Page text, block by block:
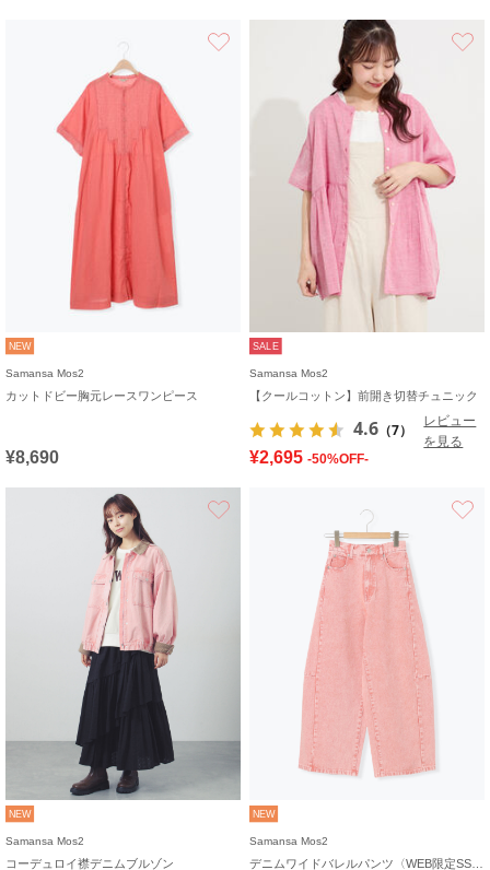
NEW
Samansa Mos2
カットドビー胸元レースワンピース
¥8,690
SALE
Samansa Mos2
【クールコットン】前開き切替チュニック
4.6 （7）
レビュー
を見る
¥2,695 -50%OFF-
NEW
Samansa Mos2
コーデュロイ襟デニムブルゾン
NEW
Samansa Mos2